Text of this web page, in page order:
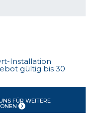
Installation
gültig bis 30
FÜR WEITERE